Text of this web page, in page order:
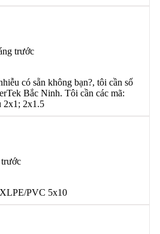
trước
có sẵn không bạn?, tôi cần số
Bắc Ninh. Tôi cần các mã:
2x1; 2x1.5
trước
PVC 5x10